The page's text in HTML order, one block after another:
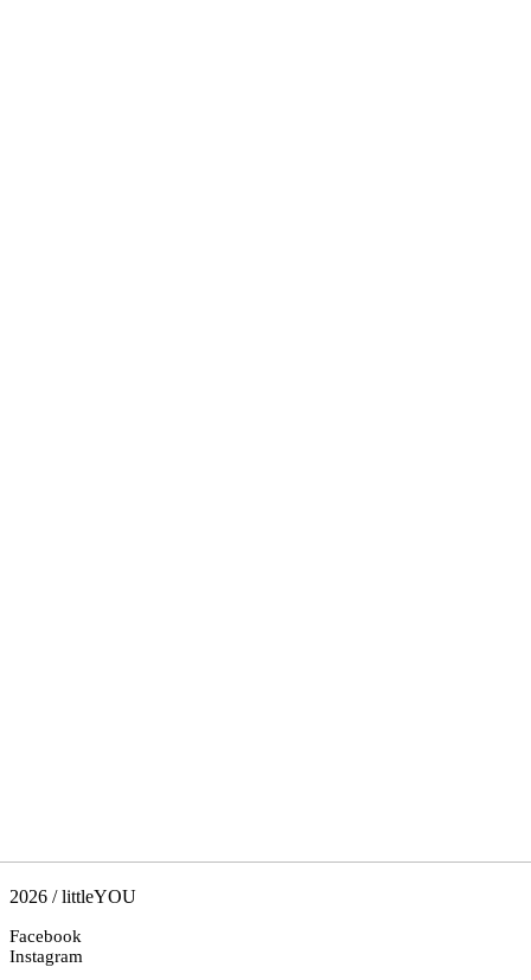
2026 / littleYOU
Facebook
Instagram